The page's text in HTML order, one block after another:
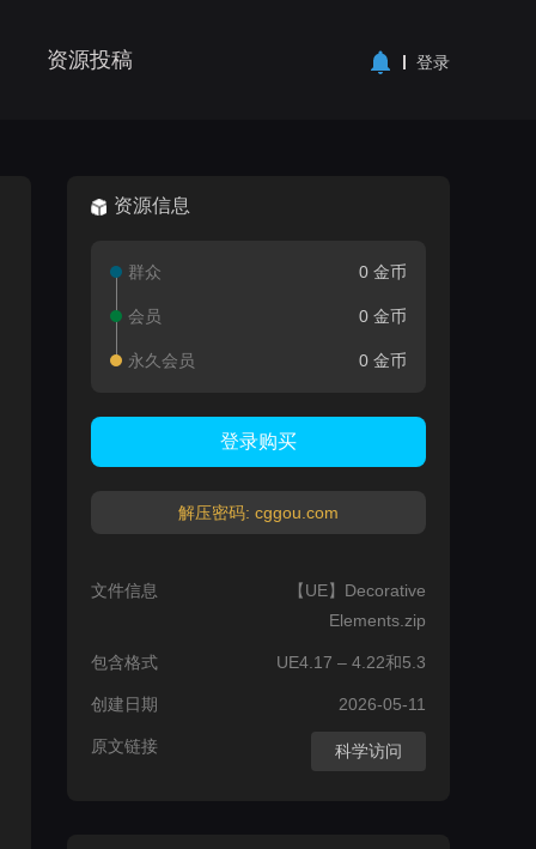
资源投稿 登录
资源信息
群众 0 金币
会员 0 金币
永久会员 0 金币
登录购买
解压密码: cggou.com
文件信息
【UE】Decorative
Elements.zip
包含格式 UE4.17 – 4.22和5.3
创建日期 2026-05-11
原文链接 科学访问